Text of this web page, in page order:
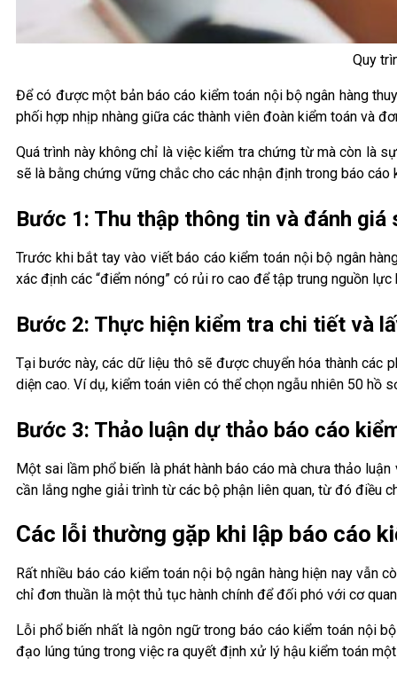
Quy
Để có được một bản báo cáo kiểm toán nội bộ ngân hàng
phối hợp nhịp nhàng giữa các thành viên đoàn kiểm toán và
Quá trình này không chỉ là việc kiểm tra chứng từ mà còn là
sẽ là bằng chứng vững chắc cho các nhận định trong báo cáo
Bước 1: Thu thập thông tin và đánh giá
Trước khi bắt tay vào viết báo cáo kiểm toán nội bộ ngân
xác định các “điểm nóng” có rủi ro cao để tập trung nguồn
Bước 2: Thực hiện kiểm tra chi tiết và
Tại bước này, các dữ liệu thô sẽ được chuyển hóa thành các
diện cao. Ví dụ, kiểm toán viên có thể chọn ngẫu nhiên 50 hồ
Bước 3: Thảo luận dự thảo báo cáo
Một sai lầm phổ biến là phát hành báo cáo mà chưa thảo
cần lắng nghe giải trình từ các bộ phận liên quan, từ đó điều
Các lỗi thường gặp khi lập báo cáo
Rất nhiều báo cáo kiểm toán nội bộ ngân hàng hiện nay vẫn
chỉ đơn thuần là một thủ tục hành chính để đối phó với cơ
Lỗi phổ biến nhất là ngôn ngữ trong báo cáo kiểm toán nội
đạo lúng túng trong việc ra quyết định xử lý hậu kiểm toán